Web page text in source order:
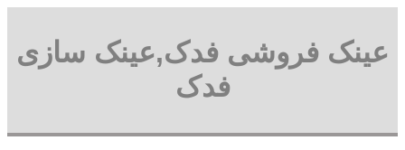
عینک فروشی فدک,عینک سازی
فدک